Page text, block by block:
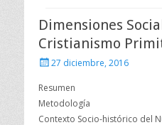
Dimensiones
Cristianismo
Publicado
27 diciembre, 2016
Resumen
Metodología
Contexto Socio-histórico del